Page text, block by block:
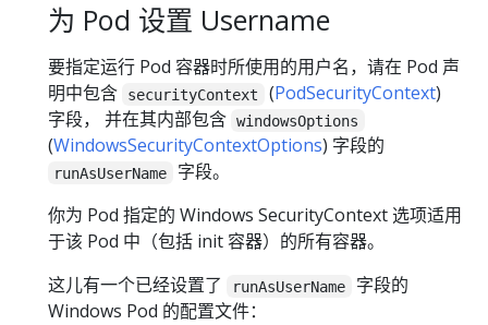
为 Pod 设置 Username
要指定运行 Pod 容器时所使用的用户名，请在 Pod 声
明中包含
securityContext (PodSecurityContext)
字段， 并在其内部包含 windowsOptions
(WindowsSecurityContextOptions) 字段的
runAsUserName
字段。
你为 Pod 指定的 Windows SecurityContext 选项适用
于该 Pod 中（包括 init 容器）的所有容器。
这儿有一个已经设置了
runAsUserName
字段的
Windows Pod 的配置文件：